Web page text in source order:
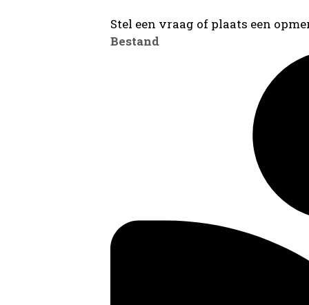
Stel een vraag of plaats een
Bestand